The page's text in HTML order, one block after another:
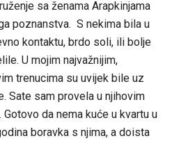
sa ženama Arapkinjama
poznanstva. S nekima bila u
kontaktu, brdo soli, ili bolje
U mojim najvažnijim,
trenucima su uvijek bile uz
Sate sam provela u njihovim
da nema kuće u kvartu u
boravka s njima, a doista